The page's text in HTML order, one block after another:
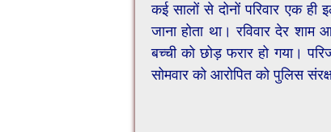
कई सालों से दोनों परिवार एक
जाना होता था। रविवार देर
बच्ची को छोड़ फरार हो गया।
सोमवार को आरोपित को पुलिस